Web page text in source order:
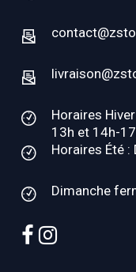
Horaires
13h et 14h-
Horaires Été :
Dimanche
facebook
instagram